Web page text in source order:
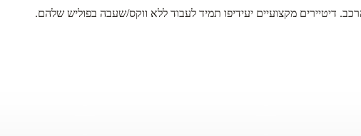
דיטיירים מקצועיים יעידיפו תמיד לעבוד ללא ווקס/שעבה בפוליש שלהם.